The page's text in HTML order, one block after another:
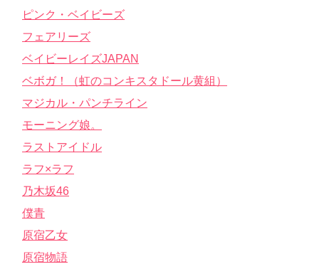
ピンク・ベイビーズ
フェアリーズ
ベイビーレイズJAPAN
ベボガ！（虹のコンキスタドール黄組）
マジカル・パンチライン
モーニング娘。
ラストアイドル
ラフ×ラフ
乃木坂46
僕青
原宿乙女
原宿物語